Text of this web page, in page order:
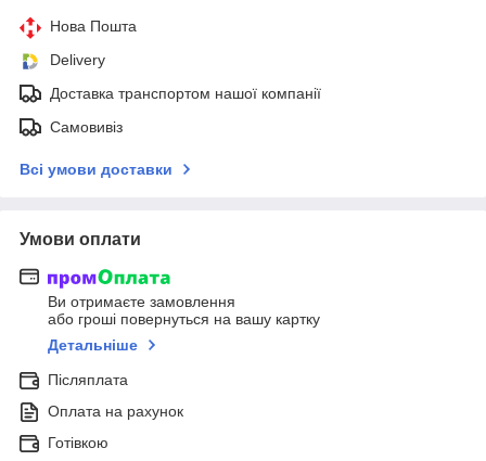
Нова Пошта
Delivery
Доставка транспортом нашої компанії
Самовивіз
Всі умови доставки
Умови оплати
Ви отримаєте замовлення
або гроші повернуться на вашу картку
Детальніше
Післяплата
Оплата на рахунок
Готівкою